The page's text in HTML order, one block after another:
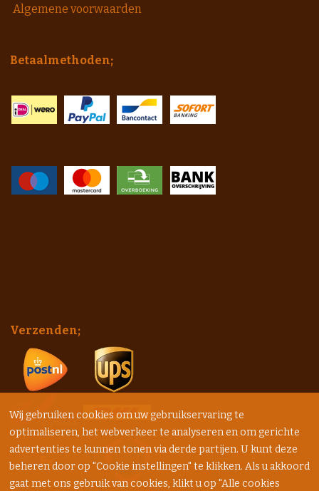
Algemene voorwaarden
Betaalmethoden;
Verzenden;
Wij gebruiken cookies om uw gebruikservaring te
optimaliseren, het webverkeer te analyseren en om gerichte
advertenties te kunnen tonen via derde partijen. U kunt deze
beheren door op "Cookie instellingen" te klikken. Als u akkoord
gaat met ons gebruik van cookies, klikt u op "Alle cookies